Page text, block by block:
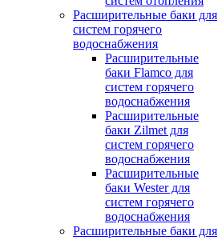
Расширительные баки для
систем горячего
водоснабжения
Расширительные
баки Flamco для
систем горячего
водоснабжения
Расширительные
баки Zilmet для
систем горячего
водоснабжения
Расширительные
баки Wester для
систем горячего
водоснабжения
Расширительные баки для